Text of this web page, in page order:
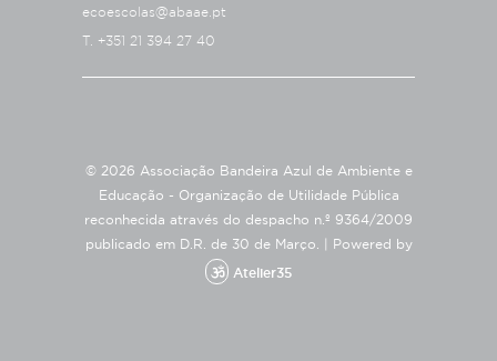
ecoescolas@abaae.pt
T. +351 21 394 27 40
© 2026 Associação Bandeira Azul de Ambiente e
Educação - Organização de Utilidade Pública
reconhecida através do despacho n.º 9364/2009
publicado em D.R. de 30 de Março. |
Powered by
Atelier35